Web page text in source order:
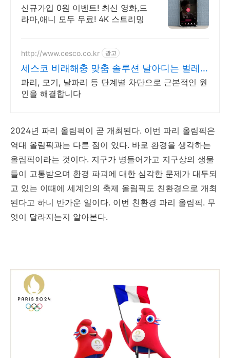
시간 보기!
신규가입 0원 이벤트! 최신 영화,드
라마,애니 모두 무료! 4K 스트리밍
http://www.cesco.co.kr 광고
세스코 비래해충 맞춤 솔루션 날아디는 벌레
도 완벽 차단
파리, 모기, 날파리 등 단계별 차단으로 근본적인 원
인을 해결합니다
2024년 파리 올림픽이 곧 개최된다. 이번 파리 올림픽은
역대 올림픽과는 다른 점이 있다. 바로 환경을 생각하는
올림픽이라는 것이다. 지구가 병들어가고 지구상의 생물
들이 고통받으며 환경 파괴에 대한 심각한 문제가 대두되
고 있는 이때에 세계인의 축제 올림픽도 친환경으로 개최
된다고 하니 반가운 일이다. 이번 친환경 파리 올림픽. 무
엇이 달라지는지 알아본다.